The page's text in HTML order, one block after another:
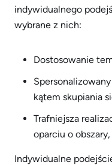
indywidualnego
wybrane z nich:
Dostosowanie
kątem skupiania
Trafniejsza
oparciu o
Indywidualne